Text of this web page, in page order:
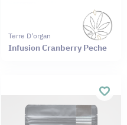
Terre D'organ
Infusion Cranberry Peche